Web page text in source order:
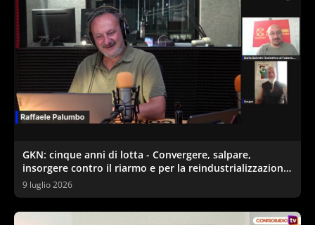
GKN: cinque anni di lotta - Convergere, salpare,
insorgere contro il riarmo e per la reindustrializzazione
ecologica
9 luglio 2026